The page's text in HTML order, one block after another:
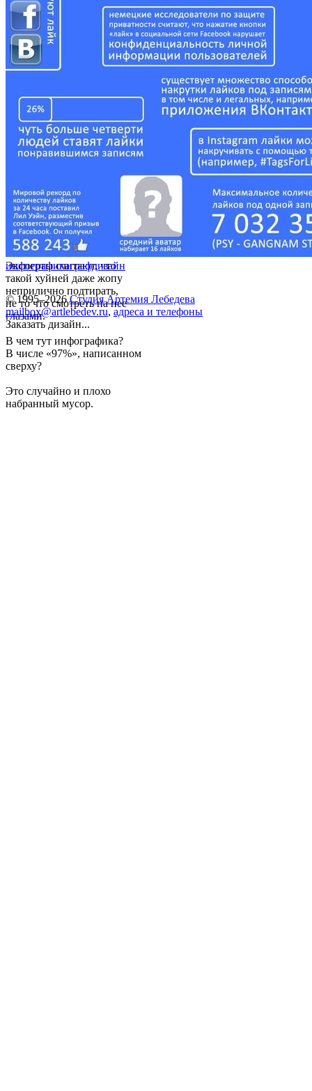
Эксперты считают, что
такой хуйней даже жопу
неприлично подтирать,
не то что смотреть на нее
глазами.
В чем тут инфографика?
В числе «97%», написанном
сверху?
Это случайно и плохо
набранный мусор.
инфографикаграфдизайн
© 1995–2026 Студия Артемия Лебедева
mailbox@artlebedev.ru, адреса и телефоны
Заказать дизайн...